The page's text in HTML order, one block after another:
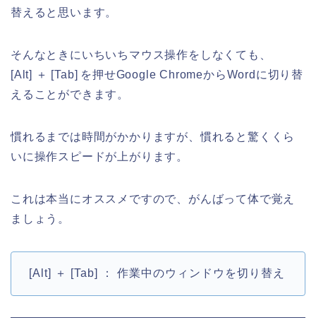
替えると思います。
そんなときにいちいちマウス操作をしなくても、
[Alt] ＋ [Tab] を押せGoogle ChromeからWordに切り替
えることができます。
慣れるまでは時間がかかりますが、慣れると驚くくら
いに操作スピードが上がります。
これは本当にオススメですので、がんばって体で覚え
ましょう。
[Alt] ＋ [Tab] ： 作業中のウィンドウを切り替え